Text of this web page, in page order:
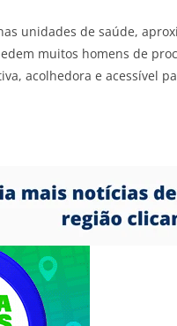
unidades de saúde,
muitos homens de
acolhedora e acessível